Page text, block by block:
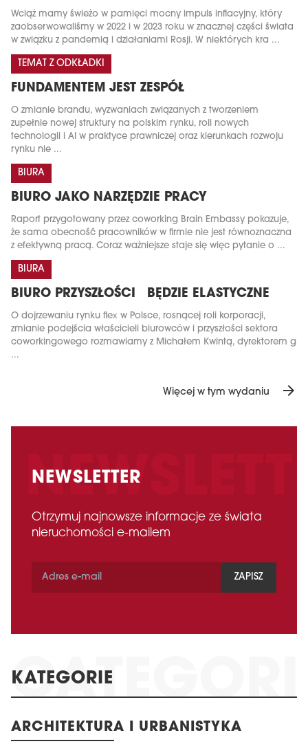
Wciąż mamy świeżo w pamięci mocny impuls inflacyjny, który
zaobserwowaliśmy w 2022 i w 2023 roku w znacznej części świata
w związku z pandemią i działaniami Rosji. W niektórych kra ...
TEMAT Z ODKŁADKI
FUNDAMENTEM JEST ZESPÓŁ
O zmianie brandu, wyzwaniach związanych z tworzeniem
zupełnie nowej struktury na polskim rynku, roli nowych
technologii i AI w praktyce prawniczej oraz kierunkach rozwoju
rynku nie ...
BIURA
BIURO JAKO NARZĘDZIE PRACY
Raport przygotowany przez coworking Brain Embassy pokazuje,
że sama obecność pracowników w firmie nie jest równoznaczna
z efektywną pracą. Coraz ważniejsze staje się więc pytanie o ...
BIURA
BIURO PRZYSZŁOŚCI BĘDZIE ELASTYCZNE
O dojrzewaniu rynku flex w Polsce, rosnącej roli korporacji,
zmianie podejścia właścicieli biurowców i przyszłości sektora
coworkingowego rozmawiamy z Michałem Kwintą, dyrektorem g
...
Więcej w tym wydaniu arrow_forward
NEWSLETTER
Otrzymuj najnowsze informacje ze świata
nieruchomości e-mailem
ZAPISZ
KATEGORIE
ARCHITEKTURA I URBANISTYKA